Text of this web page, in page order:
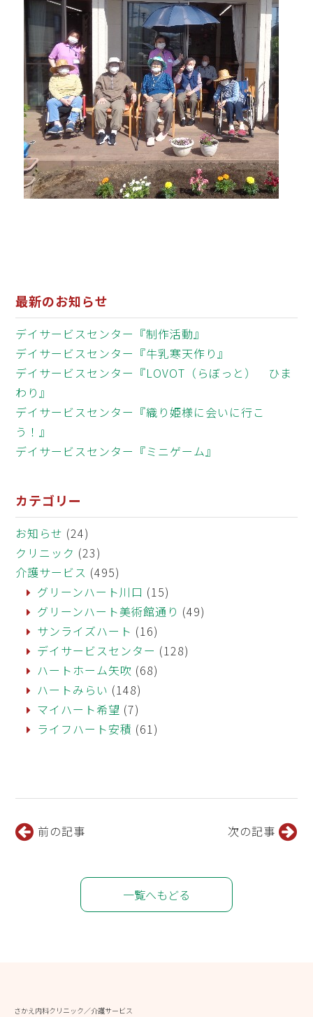
最新のお知らせ
デイサービスセンター『制作活動』
デイサービスセンター『牛乳寒天作り』
デイサービスセンター『LOVOT（らぼっと） ひま
わり』
デイサービスセンター『織り姫様に会いに行こ
う！』
デイサービスセンター『ミニゲーム』
カテゴリー
お知らせ (24)
クリニック (23)
介護サービス (495)
グリーンハート川口 (15)
グリーンハート美術館通り (49)
サンライズハート (16)
デイサービスセンター (128)
ハートホーム矢吹 (68)
ハートみらい (148)
マイハート希望 (7)
ライフハート安積 (61)
前の記事 次の記事
一覧へもどる
さかえ内科クリニック／介護サービス